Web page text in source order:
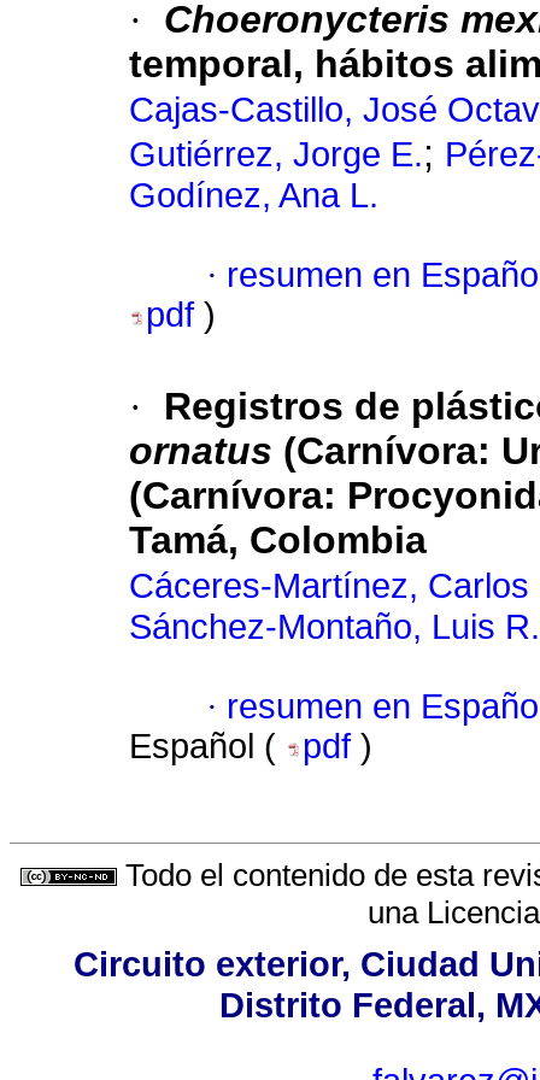
·
Choeronycteris
temporal, hábitos
Cajas-Castillo, José
Gutiérrez, Jorge E.;
Godínez, Ana L.
· resumen en
pdf )
·
Registros de
ornatus (Carnívora:
(Carnívora:
Tamá, Colombia
Cáceres-Martínez, Carlos
Sánchez-Montaño, Luis R.
· resumen en
Español (
pdf )
Todo el contenido de esta
una
Circuito exterior, Ciudad
Distrito Federal,